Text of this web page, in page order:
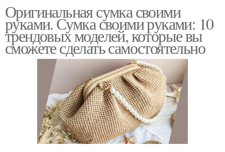
Прикольные сумки Эксклюзивные сумки
Сумка из джинсов Поясная сумка
Оригинальная сумка своими
руками. Сумка своими руками: 10
трендовых моделей, которые вы
сможете сделать самостоятельно